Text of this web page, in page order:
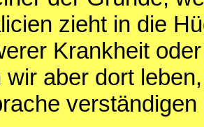
zieht in die
Krankheit
wir aber dort
verständigen